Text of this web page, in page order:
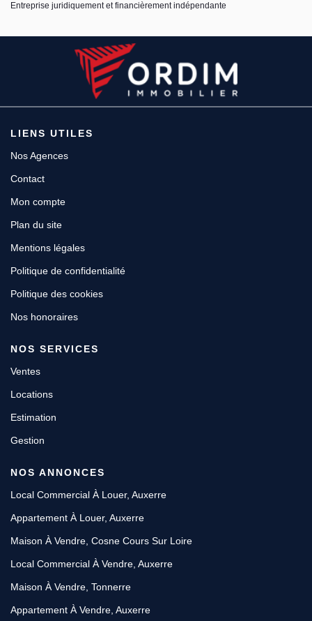
Entreprise juridiquement et financièrement indépendante
LIENS UTILES
Nos Agences
Contact
Mon compte
Plan du site
Mentions légales
Politique de confidentialité
Politique des cookies
Nos honoraires
NOS SERVICES
Ventes
Locations
Estimation
Gestion
NOS ANNONCES
Local Commercial À Louer, Auxerre
Appartement À Louer, Auxerre
Maison À Vendre, Cosne Cours Sur Loire
Local Commercial À Vendre, Auxerre
Maison À Vendre, Tonnerre
Appartement À Vendre, Auxerre